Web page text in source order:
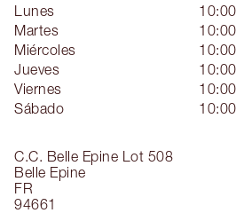
C.C. Belle Epine Lot 508
Belle Epine
FR
94661
Lunes
Martes
Miércoles
Jueves
Viernes
Sábado